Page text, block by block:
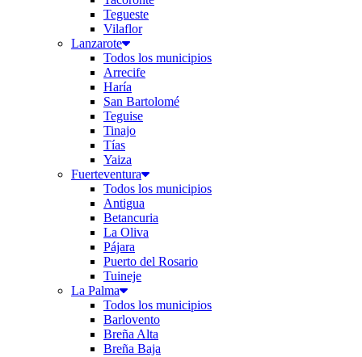
Tegueste
Vilaflor
Lanzarote
Todos los municipios
Arrecife
Haría
San Bartolomé
Teguise
Tinajo
Tías
Yaiza
Fuerteventura
Todos los municipios
Antigua
Betancuria
La Oliva
Pájara
Puerto del Rosario
Tuineje
La Palma
Todos los municipios
Barlovento
Breña Alta
Breña Baja